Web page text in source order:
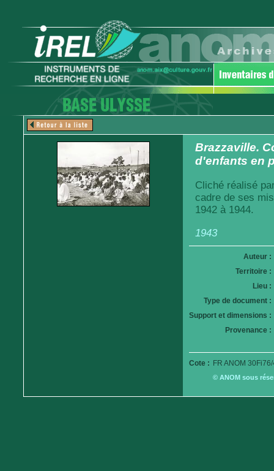
Brazzaville.
d'enfants en
Cliché réalisé
cadre de ses
1942 à 1944.
1943
Auteur :
Territoire :
Lieu :
Type de document :
Support et dimensions :
Provenance :
Cote : FR ANOM
© ANOM sous